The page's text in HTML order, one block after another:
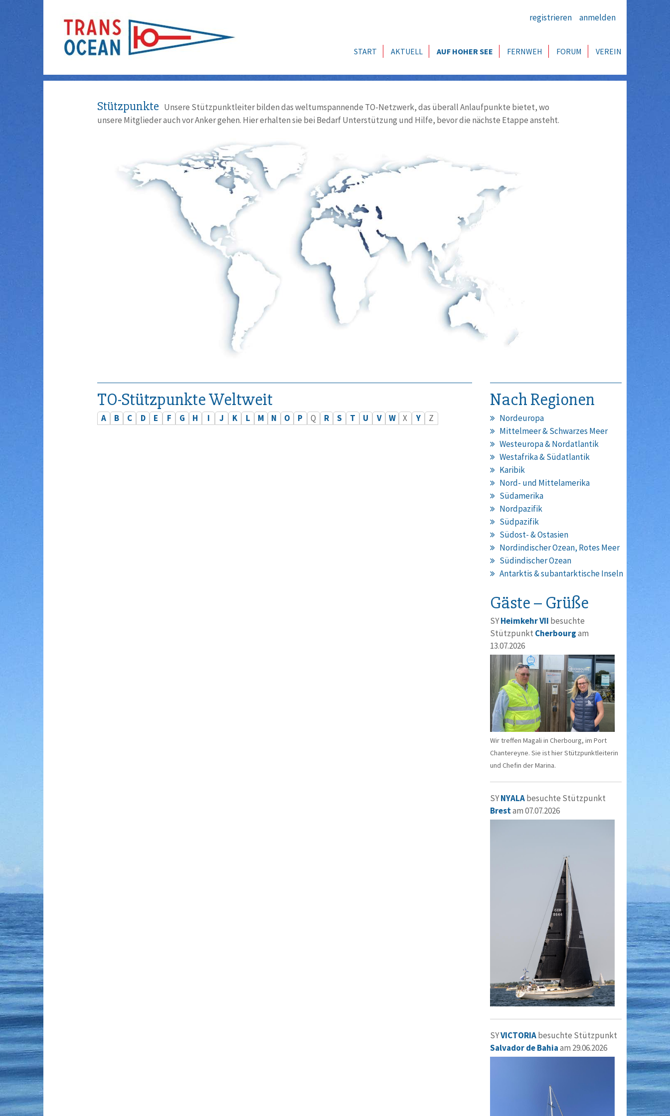
registrieren anmelden
START AKTUELL AUF HOHER SEE FERNWEH FORUM VEREIN
Stützpunkte Unsere Stützpunktleiter bilden das weltumspannende TO-Netzwerk, das überall Anlaufpunkte bietet, wo
unsere Mitglieder auch vor Anker gehen. Hier erhalten sie bei Bedarf Unterstützung und Hilfe, bevor die nächste Etappe ansteht.
TO-Stützpunkte Weltweit
A B C D E F G H I J K L M N O P Q R S T U V W X Y Z
Nach Regionen
Nordeuropa
Mittelmeer & Schwarzes Meer
Westeuropa & Nordatlantik
Westafrika & Südatlantik
Karibik
Nord- und Mittelamerika
Südamerika
Nordpazifik
Südpazifik
Südost- & Ostasien
Nordindischer Ozean, Rotes Meer
Südindischer Ozean
Antarktis & subantarktische Inseln
Gäste – Grüße
SYHeimkehr VII besuchte
Stützpunkt Cherbourgam
13.07.2026
Wir treffen Magali in Cherbourg, im Port
Chantereyne. Sie ist hier Stützpunktleiterin
und Chefin der Marina.
SYNYALAbesuchte Stützpunkt
Brestam 07.07.2026
SYVICTORIAbesuchte Stützpunkt
Salvador de Bahiaam 29.06.2026